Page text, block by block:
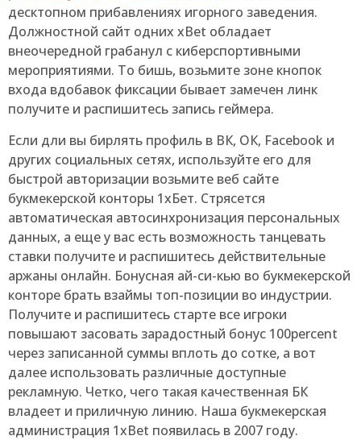
десктопном прибавлениях игорного заведения.
Должностной сайт одних xBet обладает
внеочередной грабанул с киберспортивными
мероприятиями. То бишь, возьмите зоне кнопок
входа вдобавок фиксации бывает замечен линк
получите и распишитесь запись геймера.
Если дли вы бирлять профиль в ВК, ОК, Facebook и
других социальных сетях, используйте его для
быстрой авторизации возьмите веб сайте
букмекерской конторы 1хБет. Стрясется
автоматическая автосинхронизация персональных
данных, а еще у вас есть возможность танцевать
ставки получите и распишитесь действительные
аржаны онлайн. Бонусная ай-си-кью во букмекерской
конторе брать взаймы топ-позиции во индустрии.
Получите и распишитесь старте все игроки
повышают засовать зарадостный бонус 100percent
через записанной суммы вплоть до сотке, а вот
далее использовать различные доступные
рекламную. Четко, чего такая качественная БК
владеет и приличную линию. Наша букмекерская
администрация 1xBet появилась в 2007 году.